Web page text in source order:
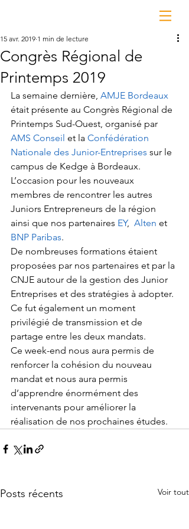
Congrès Régional de
Printemps 2019
15 avr. 2019 1 min de lecture
La semaine dernière, AMJE Bordeaux
était présente au Congrès Régional de
Printemps Sud-Ouest, organisé par
AMS Conseil et la Confédération
Nationale des Junior-Entreprises sur le
campus de Kedge à Bordeaux.
L’occasion pour les nouveaux
membres de rencontrer les autres
Juniors Entrepreneurs de la région
ainsi que nos partenaires EY, Alten et
BNP Paribas.
De nombreuses formations étaient
proposées par nos partenaires et par la
CNJE autour de la gestion des Junior
Entreprises et des stratégies à adopter.
Ce fut également un moment
privilégié de transmission et de
partage entre les deux mandats.
Ce week-end nous aura permis de
renforcer la cohésion du nouveau
mandat et nous aura permis
d’apprendre énormément des
intervenants pour améliorer la
réalisation de nos prochaines études.
Posts récents Voir tout